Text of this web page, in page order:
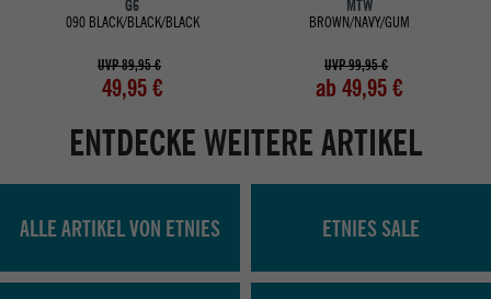
G6
090 BLACK/BLACK/BLACK
UVP 89,95 €
49,95 €
MTW
BROWN/NAVY/GUM
UVP 99,95 €
ab 49,95 €
ENTDECKE WEITERE ARTIKEL
ALLE ARTIKEL VON ETNIES ETNIES SALE